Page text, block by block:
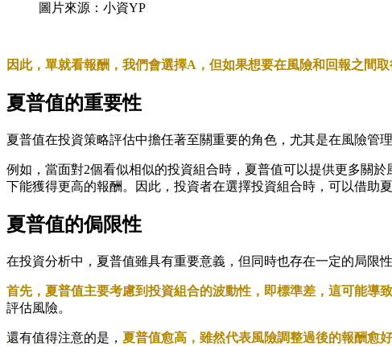
圖片來源：小資YP
因此，單就看報酬，我們會選擇A，但如果想要在風險和回報之間
夏普值的重要性
夏普值在投資策略評估中擔任著至關重要的角色，尤其是在風險管
例如，當面對2個看似相似的投資組合時，夏普值可以提供更多關
下能獲得更高的報酬。因此，投資者在選擇投資組合時，可以借助
夏普值的侷限性
在投資分析中，夏普值雖具有重要意義，但同時也存在一定的局限性
首先，夏普值主要考慮到投資組合的波動性，即標準差，這可能導
評估風險。
還有值得注意的是， 夏普值愈高，雖然代表風險調整過後的報酬愈